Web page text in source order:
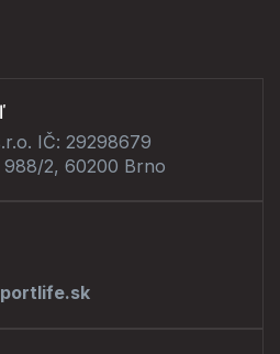
IČ: 29298679
988/2, 60200 Brno